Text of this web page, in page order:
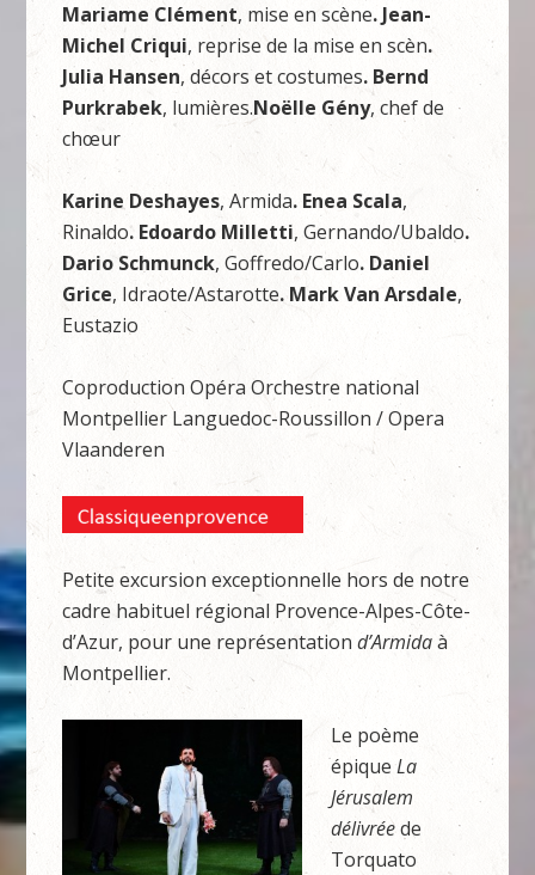
Mariame Clément, mise en scène. Jean-
Michel Criqui, reprise de la mise en scèn.
Julia Hansen, décors et costumes. Bernd
Purkrabek, lumières.Noëlle Gény, chef de
chœur
Karine Deshayes, Armida. Enea Scala,
Rinaldo. Edoardo Milletti, Gernando/Ubaldo.
Dario Schmunck, Goffredo/Carlo. Daniel
Grice, Idraote/Astarotte. Mark Van Arsdale,
Eustazio
Coproduction Opéra Orchestre national
Montpellier Languedoc-Roussillon / Opera
Vlaanderen
Petite excursion exceptionnelle hors de notre
cadre habituel régional Provence-Alpes-Côte-
d’Azur, pour une représentationd’Armidaà
Montpellier.
Le poème
épiqueLa
Jérusalem
délivréede
Torquato